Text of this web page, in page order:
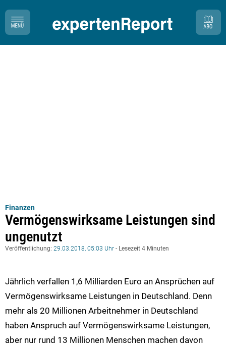
Finanzen
Vermögenswirksame Leistungen sind
ungenutzt
Veröffentlichung: 29.03.2018, 05:03 Uhr - Lesezeit 4 Minuten
Jährlich verfallen 1,6 Milliarden Euro an Ansprüchen auf
Vermögenswirksame Leistungen in Deutschland. Denn
mehr als 20 Millionen Arbeitnehmer in Deutschland
haben Anspruch auf Vermögenswirksame Leistungen,
aber nur rund 13 Millionen Menschen machen davon